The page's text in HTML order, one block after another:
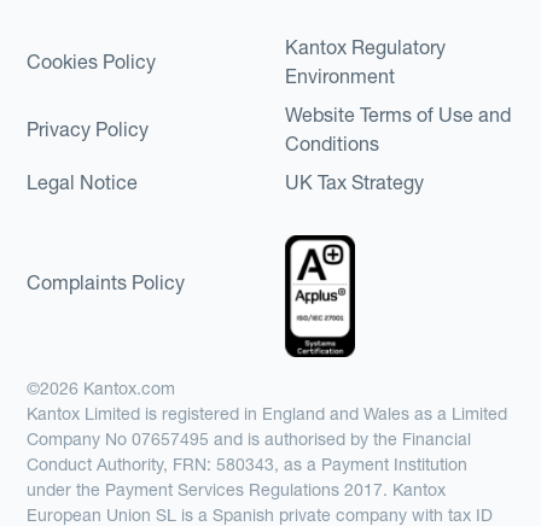
Cookies Policy
Kantox Regulatory
Environment
Privacy Policy
Website Terms of Use and
Conditions
Legal Notice
UK Tax Strategy
Complaints Policy
©2026 Kantox.com
Kantox Limited is registered in England and Wales as a Limited
Company No 07657495 and is authorised by the Financial
Conduct Authority, FRN: 580343, as a Payment Institution
under the Payment Services Regulations 2017. Kantox
European Union SL is a Spanish private company with tax ID